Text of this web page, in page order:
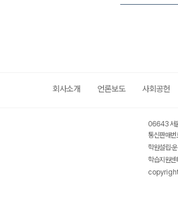
회사소개 언론보도 사회공헌
06643 서
통신판매
학원설립·
학습지원